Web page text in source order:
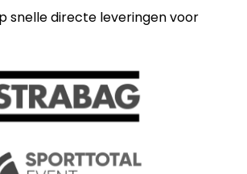
snelle directe leveringen voor